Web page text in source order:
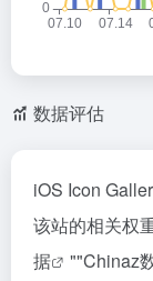
数据评估
iOS Icon
该站的相关权
据
""Chinaz